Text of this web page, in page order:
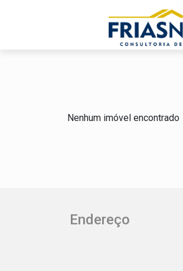
Nenhum imóvel encontrado
Endereço